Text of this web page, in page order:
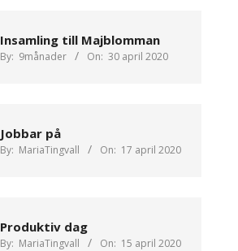
Insamling till Majblomman
By: 9månader On: 30 april 2020
Jobbar på
By: MariaTingvall On: 17 april 2020
Produktiv dag
By: MariaTingvall On: 15 april 2020